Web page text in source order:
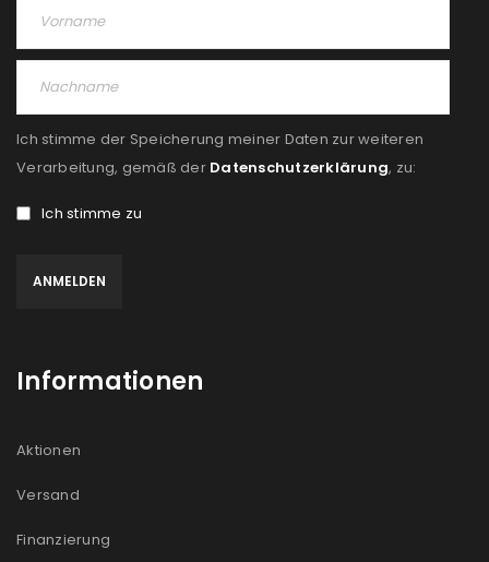
ANMELDEN
PASSWORT VERGESSEN?
REGISTRIEREN
E-Mail-Adresse
NEWSLETTER ABONNIEREN
Ich stimme der Speicherung meiner Daten zur weiteren
Verarbeitung, gemäß der Datenschutzerklärung, zu:
Ich stimme zu
Informationen
Aktionen
Versand
Finanzierung